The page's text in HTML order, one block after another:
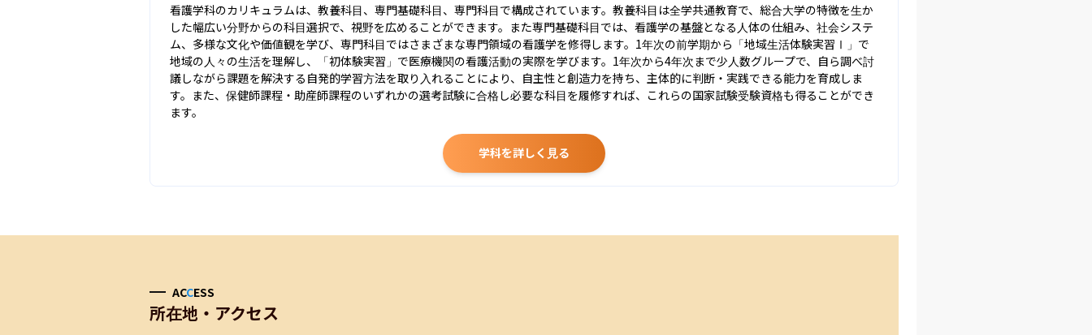
看護学科のカリキュラムは、教養科目、専門基礎科目、専門科目で構成されています。教養科目は全学共通教育で、総合大学の特徴を生か
した幅広い分野からの科目選択で、視野を広めることができます。また専門基礎科目では、看護学の基盤となる人体の仕組み、社会システ
ム、多様な文化や価値観を学び、専門科目ではさまざまな専門領域の看護学を修得します。1年次の前学期から「地域生活体験実習Ⅰ」で
地域の人々の生活を理解し、「初体験実習」で医療機関の看護活動の実際を学びます。1年次から4年次まで少人数グループで、自ら調べ討
議しながら課題を解決する自発的学習方法を取り入れることにより、自主性と創造力を持ち、主体的に判断・実践できる能力を育成しま
す。また、保健師課程・助産師課程のいずれかの選考試験に合格し必要な科目を履修すれば、これらの国家試験受験資格も得ることができ
ます。
学科を詳しく見る
ACCESS
所在地・アクセス